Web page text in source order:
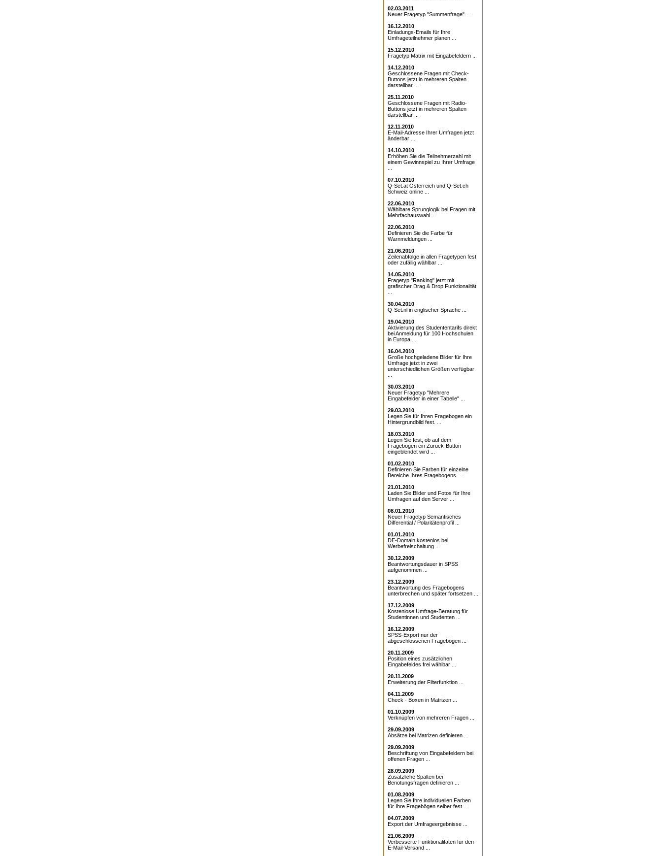
02.03.2011
Neuer Fragetyp "Summenfrage" ...
16.12.2010
Einladungs-Emails für Ihre
Umfrageteilnehmer planen ...
15.12.2010
Fragetyp Matrix mit Eingabefeldern ...
14.12.2010
Geschlossene Fragen mit Check-
Buttons jetzt in mehreren Spalten
darstellbar ...
25.11.2010
Geschlossene Fragen mit Radio-
Buttons jetzt in mehreren Spalten
darstellbar ...
12.11.2010
E-Mail-Adresse Ihrer Umfragen jetzt
änderbar ...
14.10.2010
Erhöhen Sie die Teilnehmerzahl mit
einem Gewinnspiel zu Ihrer Umfrage
07.10.2010
Q-Set.at Österreich und Q-Set.ch
Schweiz online ...
22.06.2010
Wählbare Sprunglogik bei Fragen mit
Mehrfachauswahl ...
22.06.2010
Definieren Sie die Farbe für
Warnmeldungen ...
21.06.2010
Zeilenabfolge in allen Fragetypen fest
oder zufällig wählbar ...
14.05.2010
Fragetyp "Ranking" jetzt mit
grafischer Drag & Drop Funktionalität
30.04.2010
Q-Set.nl in englischer Sprache ...
19.04.2010
Aktivierung des Studententarifs direkt
bei Anmeldung für 100 Hochschulen
in Europa ...
16.04.2010
Große hochgeladene Bilder für Ihre
Umfrage jetzt in zwei
unterschiedlichen Größen verfügbar
30.03.2010
Neuer Fragetyp "Mehrere
Eingabefelder in einer Tabelle" ...
29.03.2010
Legen Sie für Ihren Fragebogen ein
Hintergrundbild fest. ...
18.03.2010
Legen Sie fest, ob auf dem
Fragebogen ein Zurück-Button
eingeblendet wird ...
01.02.2010
Definieren Sie Farben für einzelne
Bereiche Ihres Fragebogens ...
21.01.2010
Laden Sie Bilder und Fotos für Ihre
Umfragen auf den Server ...
08.01.2010
Neuer Fragetyp Semantisches
Differential / Polaritätenprofil ...
01.01.2010
DE-Domain kostenlos bei
Werbefreischaltung ...
30.12.2009
Beantwortungsdauer in SPSS
aufgenommen ...
23.12.2009
Beantwortung des Fragebogens
unterbrechen und später fortsetzen ...
17.12.2009
Kostenlose Umfrage-Beratung für
Studentinnen und Studenten ...
16.12.2009
SPSS-Export nur der
abgeschlossenen Fragebögen ...
20.11.2009
Position eines zusätzlichen
Eingabefeldes frei wählbar ...
20.11.2009
Erweiterung der Filterfunktion ...
04.11.2009
Check - Boxen in Matrizen ...
01.10.2009
Verknüpfen von mehreren Fragen ...
29.09.2009
Absätze bei Matrizen definieren ...
29.09.2009
Beschriftung von Eingabefeldern bei
offenen Fragen ...
28.09.2009
Zusätzliche Spalten bei
Benotungsfragen definieren ...
01.08.2009
Legen Sie Ihre individuellen Farben
für Ihre Fragebögen selber fest ...
04.07.2009
Export der Umfrageergebnisse ...
21.06.2009
Verbesserte Funktionalitäten für den
E-Mail-Versand ...